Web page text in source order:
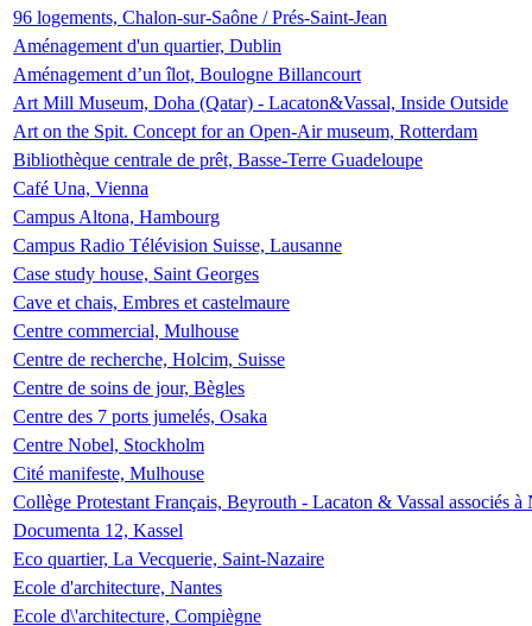
96 logements, Chalon-sur-Saône / Prés-Saint-Jean
Aménagement d'un quartier, Dublin
Aménagement d’un îlot, Boulogne Billancourt
Art Mill Museum, Doha (Qatar) - Lacaton&Vassal, Inside Outside
Art on the Spit. Concept for an Open-Air museum, Rotterdam
Bibliothèque centrale de prêt, Basse-Terre Guadeloupe
Café Una, Vienna
Campus Altona, Hambourg
Campus Radio Télévision Suisse, Lausanne
Case study house, Saint Georges
Cave et chais, Embres et castelmaure
Centre commercial, Mulhouse
Centre de recherche, Holcim, Suisse
Centre de soins de jour, Bègles
Centre des 7 ports jumelés, Osaka
Centre Nobel, Stockholm
Cité manifeste, Mulhouse
Collège Protestant Français, Beyrouth - Lacaton & Vassal associés
Documenta 12, Kassel
Eco quartier, La Vecquerie, Saint-Nazaire
Ecole d'architecture, Nantes
Ecole d\'architecture, Compiègne